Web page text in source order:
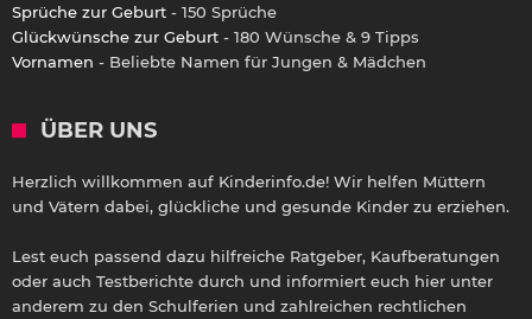
Sprüche zur Geburt - 150 Sprüche
Glückwünsche zur Geburt - 180 Wünsche & 9 Tipps
Vornamen - Beliebte Namen für Jungen & Mädchen
ÜBER UNS
Herzlich willkommen auf Kinderinfo.de! Wir helfen Müttern
und Vätern dabei, glückliche und gesunde Kinder zu erziehen.
Lest euch passend dazu hilfreiche Ratgeber, Kaufberatungen
oder auch Testberichte durch und informiert euch hier unter
anderem zu den Schulferien und zahlreichen rechtlichen